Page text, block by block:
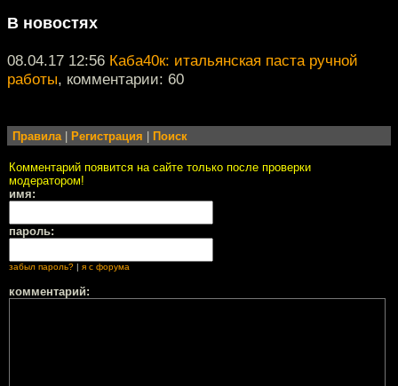
В новостях
08.04.17 12:56 Каба40к: итальянская паста ручной
работы, комментарии: 60
Правила| Регистрация Поиск
Комментарий появится на сайте только после проверки
модератором!
имя:
пароль:
забыл пароль? я с форума
комментарий: